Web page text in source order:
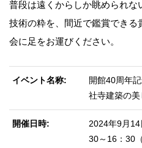
普段は遠くからしか眺められ
技術の粋を、間近で鑑賞でき
会に足をお運びください。
イベント名称
開館40周年
社寺建築の美
開催日時
2024年9月14
30～16：30